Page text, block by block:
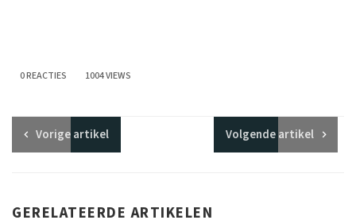
0 REACTIES 1004 VIEWS
Vorigeartikel Volgendeartikel
GERELATEERDE ARTIKELEN